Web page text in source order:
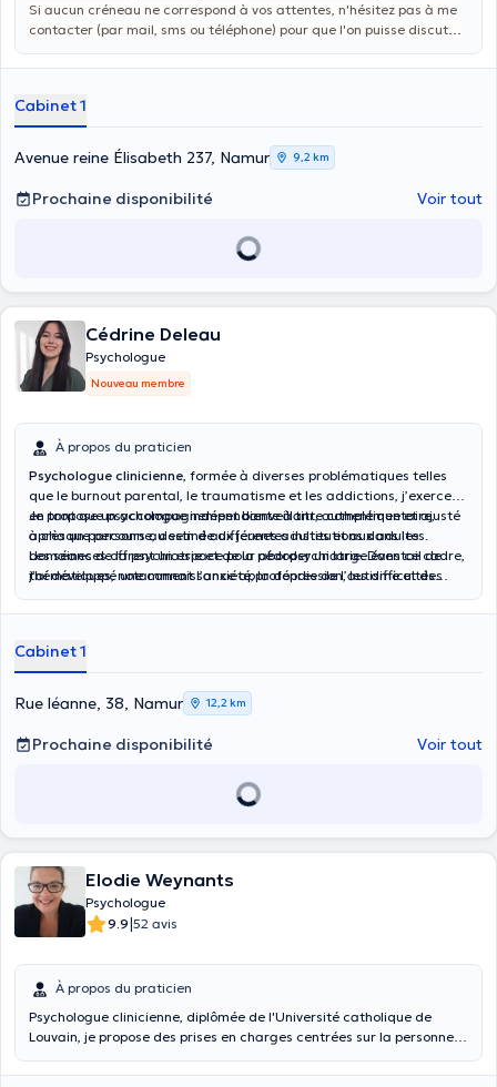
approche contextuelle, qui me permet d’accompagner les familles.
Je peux vous accompagner dans la guidance parentale, cohérence
émotions, estime de soi, etc.
Si aucun créneau ne correspond à vos attentes, n'hésitez pas à me
contacter (par mail, sms ou téléphone) pour que l'on puisse discuter
Cabinet 1
Avenue reine Élisabeth 237, Namur 9,2 km
Prochaine disponibilité Voir tout
Cédrine Deleau
Psychologue
Nouveau membre
À propos du praticien
Psychologue clinicienne, formée à diverses problématiques telles
que le burnout parental, le traumatisme et les addictions, j’exerce
en tant que psychologue indépendante à titre complémentaire,
après un parcours au sein de différentes institutions dans les
domaines de la psychiatrie et de la pédopsychiatrie. Dans ce cadre,
j’ai développé une connaissance approfondie de l’autisme et des
Je propose un accompagnement bienveillant, authentique et ajusté
à chaque personne, destiné aux jeunes adultes et aux adultes.
Les séances offrent un espace pour aborder un large éventail de
thématiques, notamment l’anxiété, la dépression, les difficultés
problématique pouvant impacter le bien-être psychique.
Cabinet 1
Rue léanne, 38, Namur 12,2 km
Prochaine disponibilité Voir tout
Elodie Weynants
Psychologue
9.9|52 avis
À propos du praticien
Psychologue clinicienne, diplômée de l'Université catholique de
Louvain, je propose des prises en charges centrées sur la personne
thérapies cognitives, comportementales et émotionnelles. Ces